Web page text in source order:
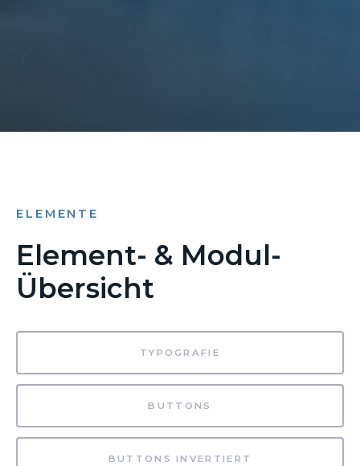
ELEMENTE
Element- & Modul-
Übersicht
TYPOGRAFIE
BUTTONS
BUTTONS INVERTIERT